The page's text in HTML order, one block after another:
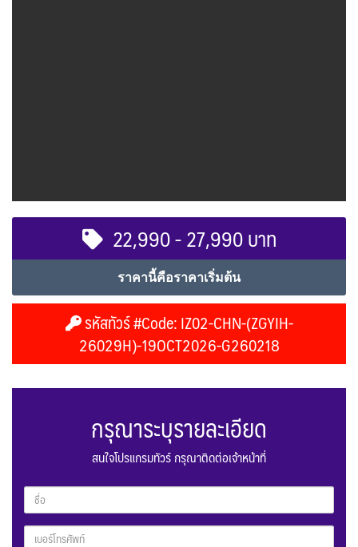
22,990 - 27,990 บาท
ราคานี้คือราคาเริ่มต้น
รหัสทัวร์ #Code: IZ02-CHN-(ZGYIH-
26029H)-19OCT2026-G260218
กรุณาระบุรายละเอียด
สนใจโปรแกรมทัวร์ กรุณาติดต่อเจ้าหน้าที่